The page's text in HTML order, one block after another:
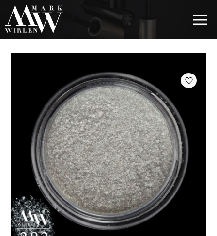
EUR
BEST SELLERS
КОСМЕТИКА ДЛЯ ВОЛОССЯ
КОСМЕТИКА ДЛЯ ОЧЕЙ
КОСМЕТИКА ДЛЯ БРІВ
КОСМЕТИКА ДЛЯ ГУБ
КОСМЕТИКА ДЛЯ ОБЛИЧЧЯ
КОСМЕТИКА ДЛЯ ЩІК